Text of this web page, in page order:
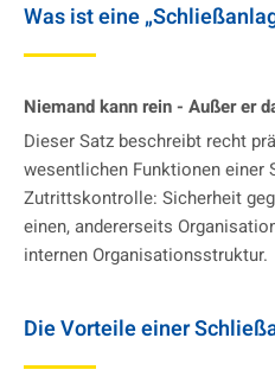
Was ist eine
Niemand kann rein - Außer er
Dieser Satz beschreibt recht
wesentlichen Funktionen einer
Zutrittskontrolle: Sicherheit
einen, andererseits
internen Organisationsstruktur.
Die Vorteile einer